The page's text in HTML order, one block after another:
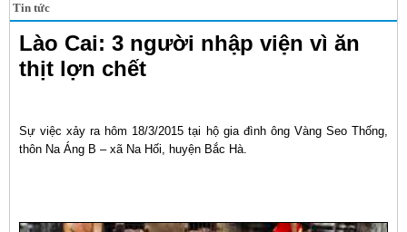
Tin tức
Lào Cai: 3 người nhập viện vì ăn
thịt lợn chết
Sự việc xảy ra hôm 18/3/2015 tại hộ gia đình ông Vàng Seo Thống,
thôn Na Áng B – xã Na Hối, huyện Bắc Hà.